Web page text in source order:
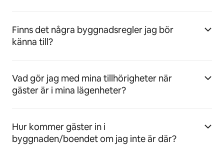
Finns det några byggnadsregler jag bör
känna till?
Vad gör jag med mina tillhörigheter när
gäster är i mina lägenheter?
Hur kommer gäster in i
byggnaden/boendet om jag inte är där?